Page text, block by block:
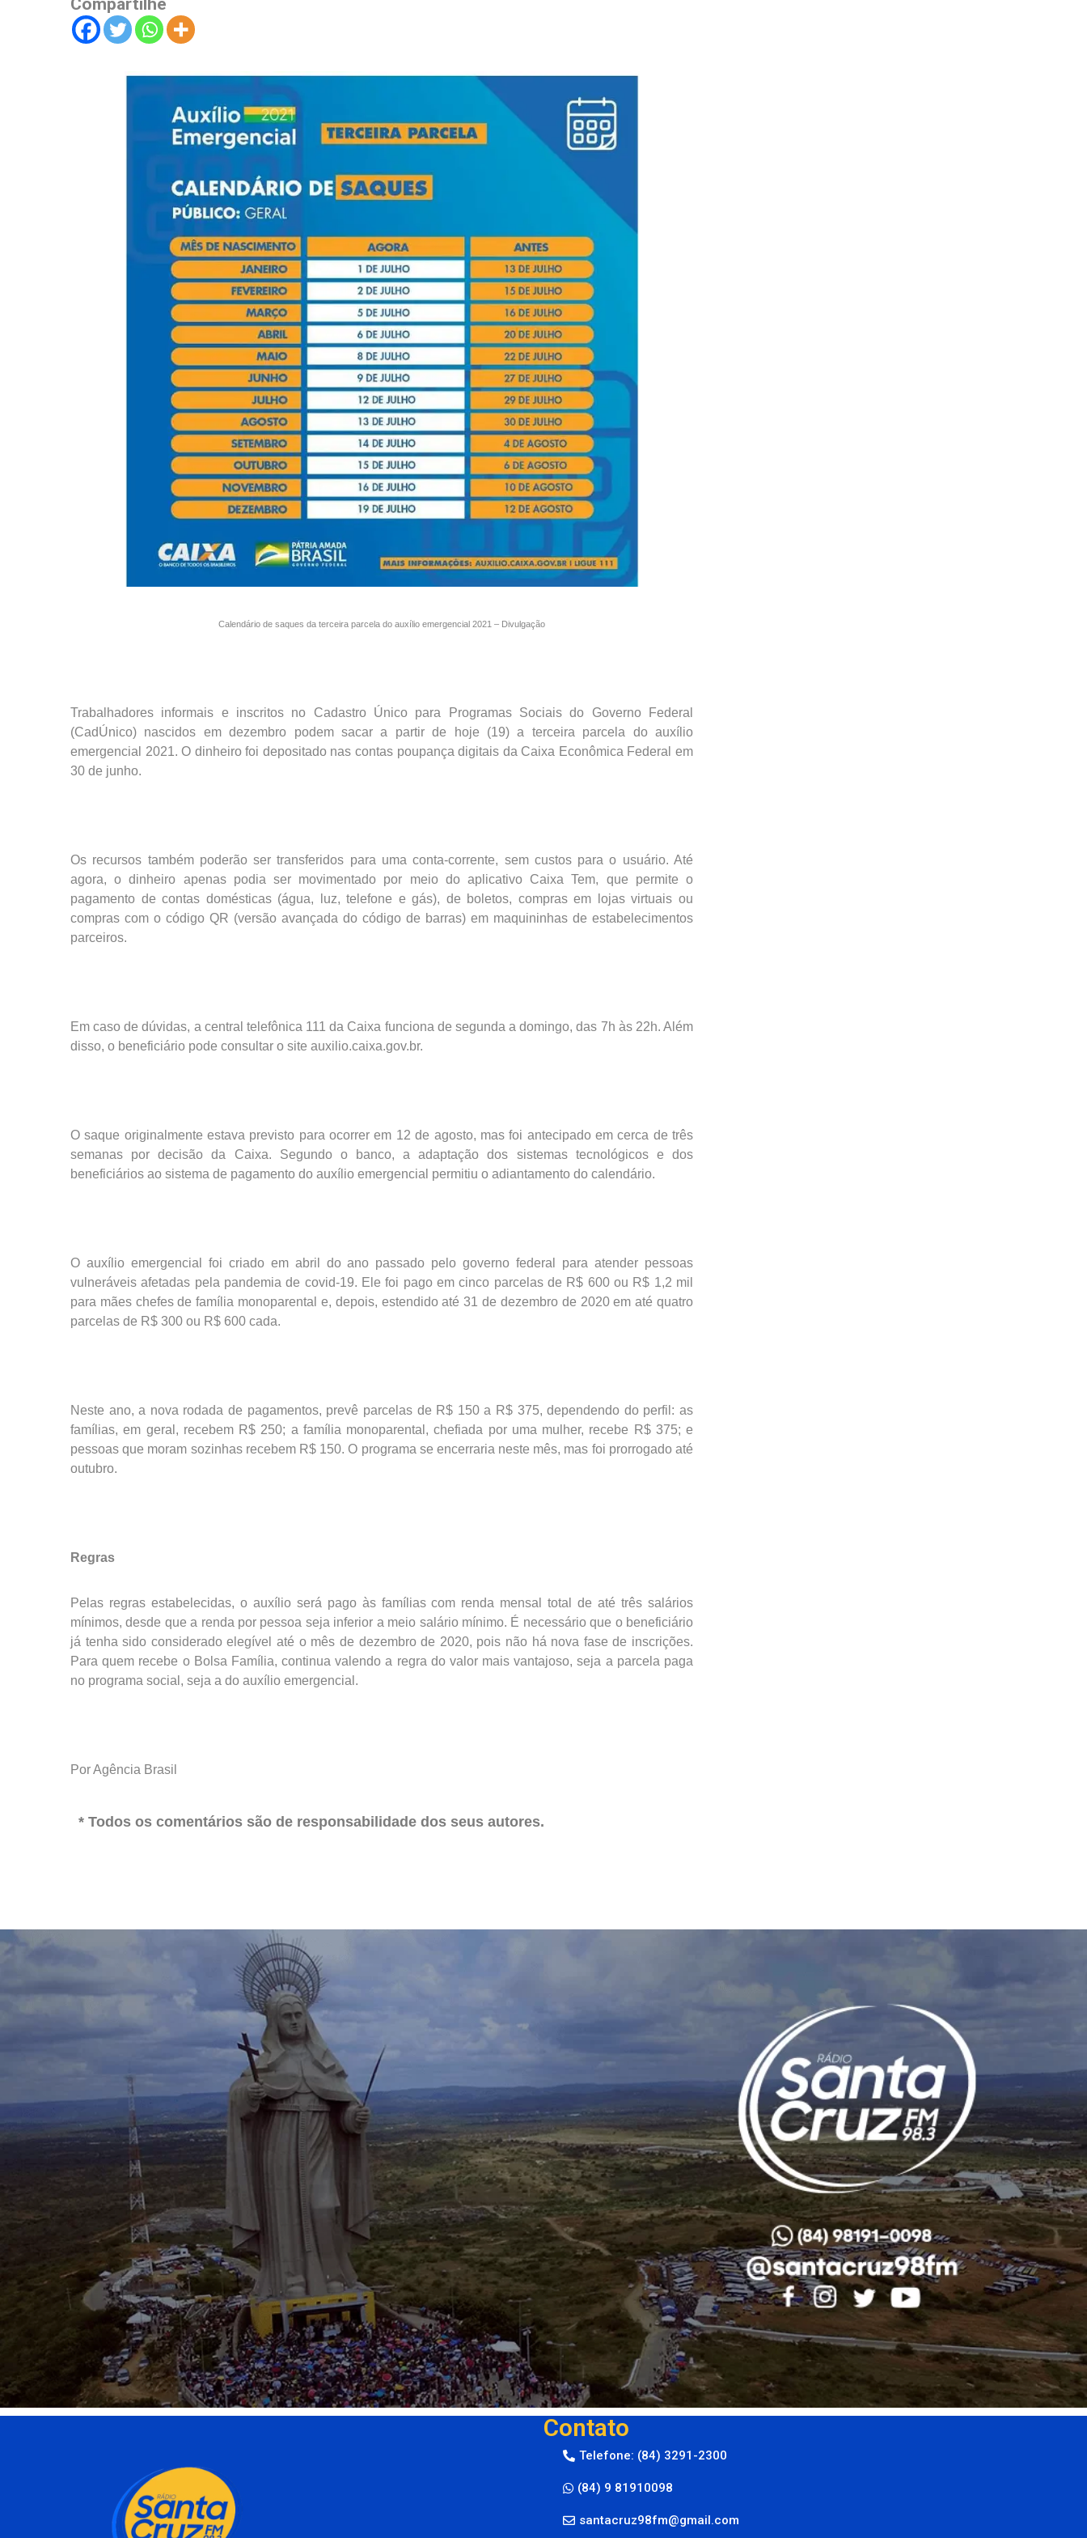
Compartilhe
Calendário de saques da terceira parcela do auxílio emergencial 2021 – Divulgação
Trabalhadores informais e inscritos no Cadastro Único para Programas Sociais do Governo Federal
(CadÚnico) nascidos em dezembro podem sacar a partir de hoje (19) a terceira parcela do auxílio
emergencial 2021. O dinheiro foi depositado nas contas poupança digitais da Caixa Econômica Federal em
30 de junho.
Os recursos também poderão ser transferidos para uma conta-corrente, sem custos para o usuário. Até
agora, o dinheiro apenas podia ser movimentado por meio do aplicativo Caixa Tem, que permite o
pagamento de contas domésticas (água, luz, telefone e gás), de boletos, compras em lojas virtuais ou
compras com o código QR (versão avançada do código de barras) em maquininhas de estabelecimentos
parceiros.
Em caso de dúvidas, a central telefônica 111 da Caixa funciona de segunda a domingo, das 7h às 22h. Além
disso, o beneficiário pode consultar o site auxilio.caixa.gov.br.
O saque originalmente estava previsto para ocorrer em 12 de agosto, mas foi antecipado em cerca de três
semanas por decisão da Caixa. Segundo o banco, a adaptação dos sistemas tecnológicos e dos
beneficiários ao sistema de pagamento do auxílio emergencial permitiu o adiantamento do calendário.
O auxílio emergencial foi criado em abril do ano passado pelo governo federal para atender pessoas
vulneráveis afetadas pela pandemia de covid-19. Ele foi pago em cinco parcelas de R$ 600 ou R$ 1,2 mil
para mães chefes de família monoparental e, depois, estendido até 31 de dezembro de 2020 em até quatro
parcelas de R$ 300 ou R$ 600 cada.
Neste ano, a nova rodada de pagamentos, prevê parcelas de R$ 150 a R$ 375, dependendo do perfil: as
famílias, em geral, recebem R$ 250; a família monoparental, chefiada por uma mulher, recebe R$ 375; e
pessoas que moram sozinhas recebem R$ 150. O programa se encerraria neste mês, mas foi prorrogado até
outubro.
Regras
Pelas regras estabelecidas, o auxílio será pago às famílias com renda mensal total de até três salários
mínimos, desde que a renda por pessoa seja inferior a meio salário mínimo. É necessário que o beneficiário
já tenha sido considerado elegível até o mês de dezembro de 2020, pois não há nova fase de inscrições.
Para quem recebe o Bolsa Família, continua valendo a regra do valor mais vantajoso, seja a parcela paga
no programa social, seja a do auxílio emergencial.
Por Agência Brasil
* Todos os comentários são de responsabilidade dos seus autores.
Contato
Telefone: (84) 3291-2300
(84) 9 81910098
santacruz98fm@gmail.com